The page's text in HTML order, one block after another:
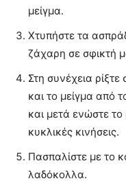
μείγμα.
Χτυπήστε τα
ζάχαρη σε σφικτή
Στη συνέχεια
και το μείγμα από
και μετά ενώστε
κυκλικές κινήσεις.
Πασπαλίστε με το
λαδόκολλα.